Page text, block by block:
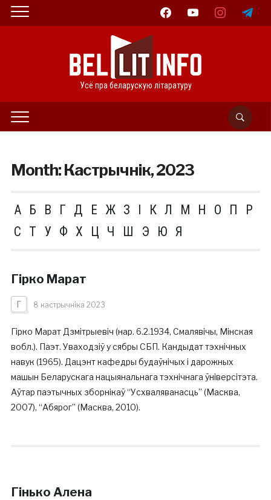
facebookyoutube instagramtelegram
Усё пра беларускую літаратуру
Month:Кастрычнік, 2023
А Б В Г Д Е Ж З І К Л М Н О П
Р
С Т У Ф Х Ц Ч Ш Э Ю Я
Гірко Марат
Г 8 кастрычніка 2023
Гірко Марат Дзмітрыевіч (нар. 6.2.1934, Смалявічы, Мінская
вобл.). Паэт. Уваходзіў у сябры СБП. Кандыдат тэхнічных
навук (1965). Дацэнт кафедры будаўнічых і дарожных
машын Беларускага нацыянальнага тэхнічнага ўніверсітэта.
Аўтар паэтычных зборнікаў “Усхваляванасць” (Масква,
2007), “Абярог” (Масква, 2010).
Гінько Алена